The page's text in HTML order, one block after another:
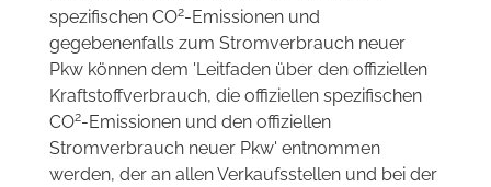
spezifischen CO2-Emissionen und
gegebenenfalls zum Stromverbrauch neuer
Pkw können dem 'Leitfaden über den offiziellen
Kraftstoffverbrauch, die offiziellen spezifischen
CO2-Emissionen und den offiziellen
Stromverbrauch neuer Pkw' entnommen
werden, der an allen Verkaufsstellen und bei der